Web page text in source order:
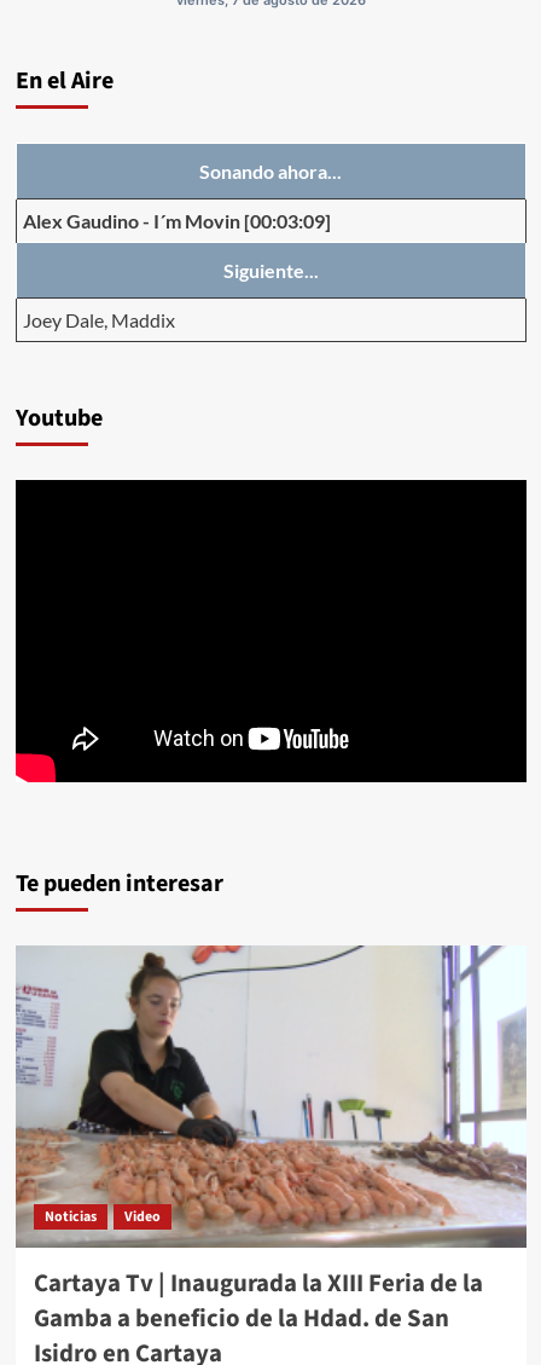
En el Aire
Sonando ahora...
Alex Gaudino- I´m Movin [00:03:09]
Siguiente...
Joey Dale, Maddix
Youtube
Te pueden interesar
Noticias Video
Cartaya Tv | Inaugurada la XIII Feria de la
Gamba a beneficio de la Hdad. de San
Isidro en Cartaya